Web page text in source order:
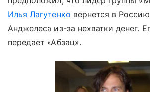
Илья Лагутенко вернется в
Анджелеса из-за нехватки денег.
передает «Абзац».